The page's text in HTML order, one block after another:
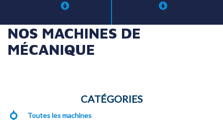
NOS MACHINES DE
MÉCANIQUE
CATÉGORIES
Toutes les machines